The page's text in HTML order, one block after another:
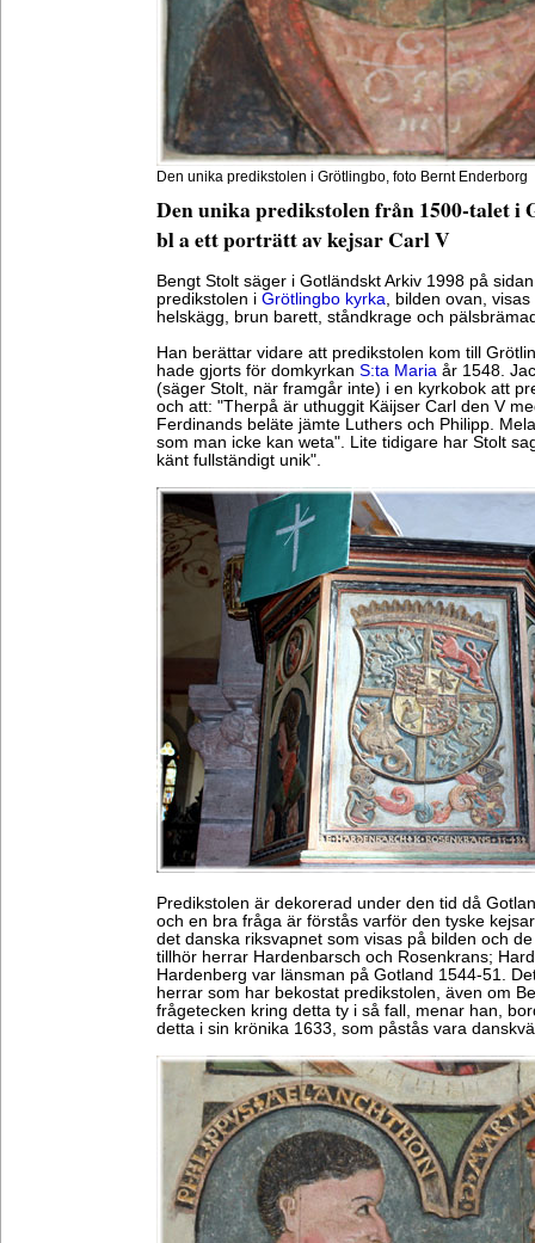
Den unika predikstolen i Grötlingbo, foto Bernt Enderborg
Den unika predikstolen från 1500-talet
bl a ett porträtt av kejsar Carl V
Bengt Stolt säger i Gotländskt Arkiv 1998 på
predikstolen i Grötlingbo kyrka, bilden ovan,
helskägg, brun barett, ståndkrage och
Han berättar vidare att predikstolen kom till
hade gjorts för domkyrkan S:ta Maria år 1548.
(säger Stolt, när framgår inte) i en kyrkobok att
och att: "Therpå är uthuggit Käijser Carl den V
Ferdinands beläte jämte Luthers och Philipp.
som man icke kan weta". Lite tidigare har Stolt
känt fullständigt unik".
Predikstolen är dekorerad under den tid då
och en bra fråga är förstås varför den tyske
det danska riksvapnet som visas på bilden och
tillhör herrar Hardenbarsch och Rosenkrans;
Hardenberg var länsman på Gotland 1544-51.
herrar som har bekostat predikstolen, även om
frågetecken kring detta ty i så fall, menar han,
detta i sin krönika 1633, som påstås vara